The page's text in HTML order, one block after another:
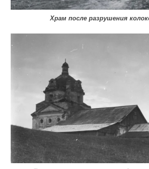
Храм после разрушения